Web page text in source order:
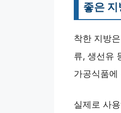
좋은 지
착한 지방
류, 생선유
가공식품에
실제로 사